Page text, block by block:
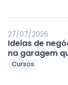
27/07/2026
Ideias de
na garagem
Cursos